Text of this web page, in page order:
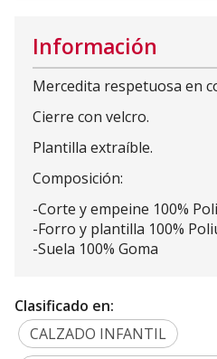
Información
Mercedita respetuosa en
Cierre con velcro.
Plantilla extraíble.
Composición:
-Corte y empeine 100%
-Forro y plantilla 100%
-Suela 100% Goma
Clasificado en:
CALZADO INFANTIL